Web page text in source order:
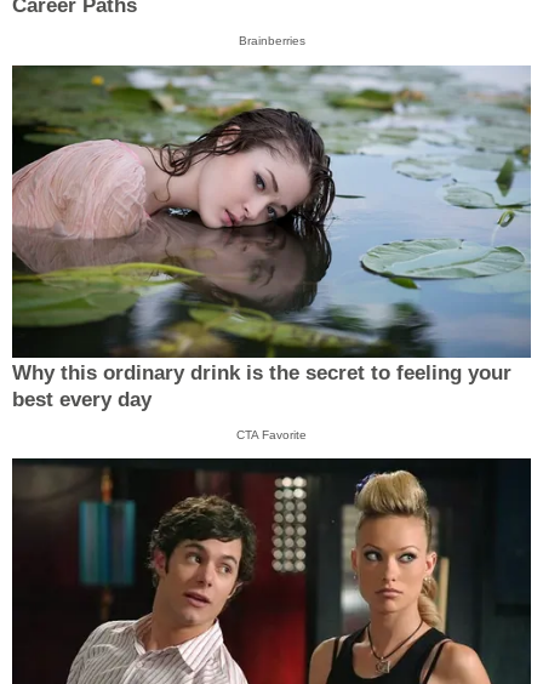
Career Paths
Brainberries
Why this ordinary drink is the secret to feeling your
best every day
CTA Favorite